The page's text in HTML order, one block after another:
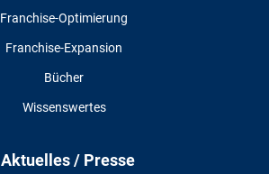
Franchise-Optimierung
Franchise-Expansion
Bücher
Wissenswertes
Aktuelles / Presse